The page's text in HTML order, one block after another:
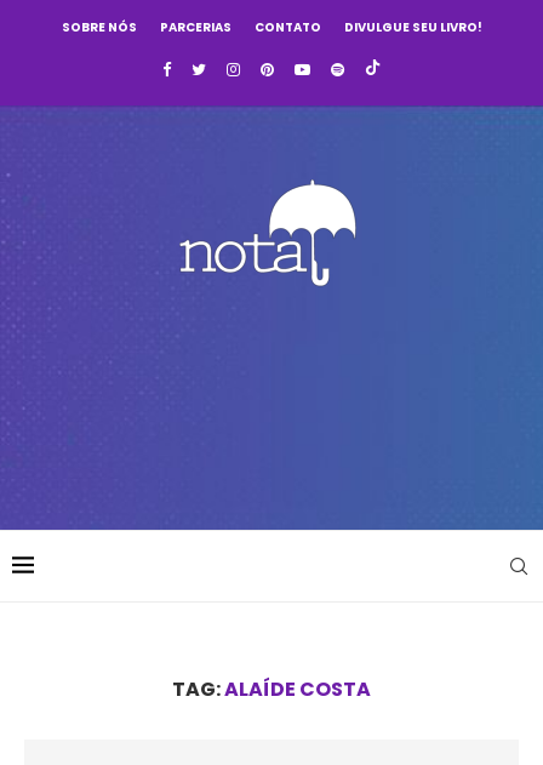
SOBRE NÓS PARCERIAS CONTATO DIVULGUE SEU LIVRO!
TAG:ALAÍDE COSTA